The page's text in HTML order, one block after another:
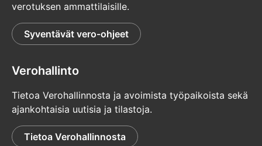
verotuksen ammattilaisille.
Syventävät vero-ohjeet
Verohallinto
Tietoa Verohallinnosta ja avoimista työpaikoista sekä
ajankohtaisia uutisia ja tilastoja.
Tietoa Verohallinnosta